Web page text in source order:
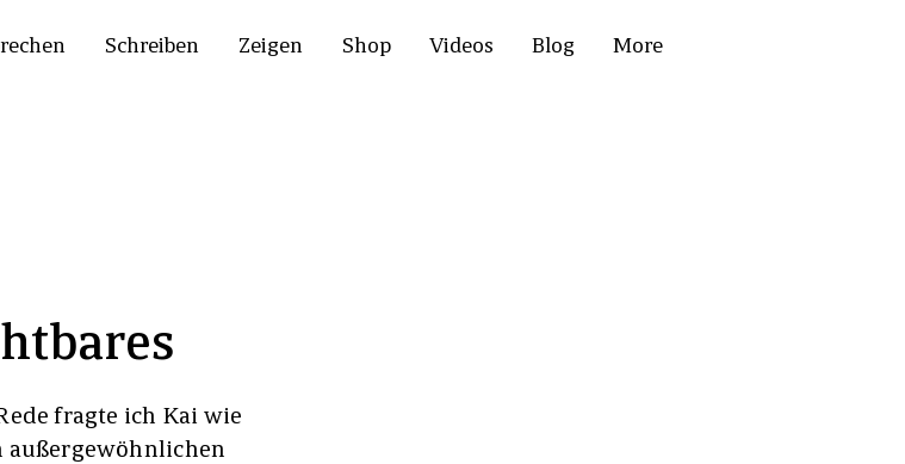
Schreiben Zeigen Shop Videos Blog More
fragte ich Kai wie
außergewöhnlichen